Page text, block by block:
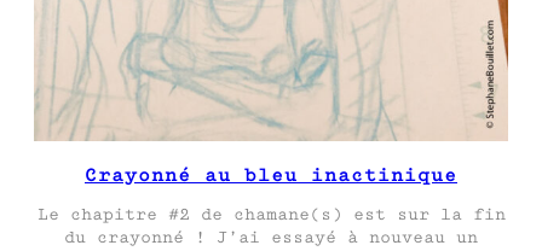
Crayonné au bleu inactinique
Le chapitre #2 de chamane(s) est sur la fin
du crayonné ! J’ai essayé à nouveau un